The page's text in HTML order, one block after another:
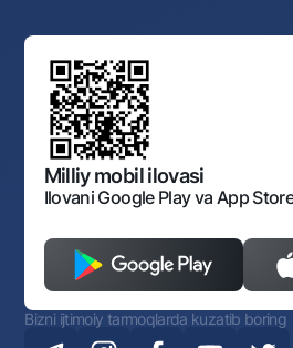
Aksilkorrupsiya
Korporativ uslub
Sayt haritasi
Ofis va bankomatlar
Shaxsiy ma'lumotlarni qayta
O‘zbekiston Tasviriy san’at
Standart shartnomalar
Normativ-huquqiy hujjatlar
Normativ huquqiy hujjatlar
O'zbekiston Respublikasi Tashqi
Bankining ish tartibi va rejimi
Ochiq ma'lumotlar
Monopoliyaga qarshi komplaens
Milliy mobil ilovasi
Ilovani Google Play va App
Bizni ijtimoiy tarmoqlarda kuzatib boring